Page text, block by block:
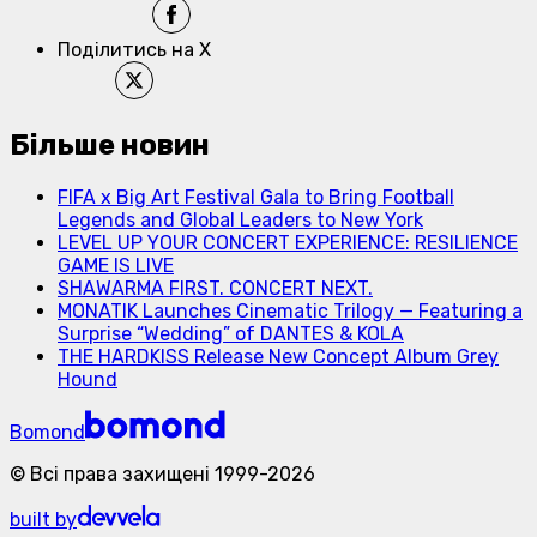
Поділитись на X
Більше новин
FIFA x Big Art Festival Gala to Bring Football
Legends and Global Leaders to New York
LEVEL UP YOUR CONCERT EXPERIENCE: RESILIENCE
GAME IS LIVE
SHAWARMA FIRST. CONCERT NEXT.
MONATIK Launches Cinematic Trilogy — Featuring a
Surprise “Wedding” of DANTES & KOLA
THE HARDKISS Release New Concept Album Grey
Hound
Bomond
© Всі права захищені 1999-2026
built by